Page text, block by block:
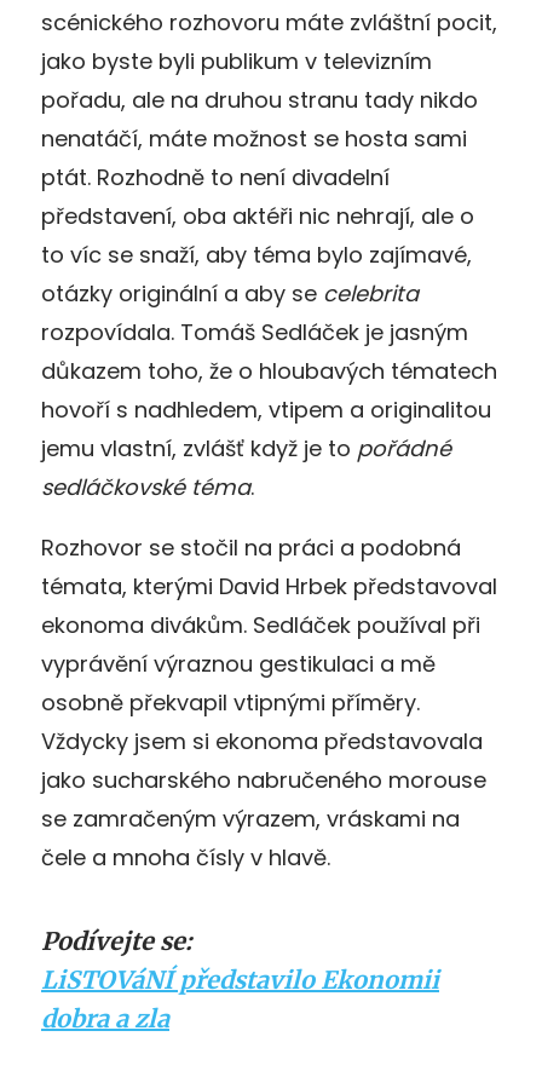
scénického rozhovoru máte zvláštní pocit,
jako byste byli publikum v televizním
pořadu, ale na druhou stranu tady nikdo
nenatáčí, máte možnost se hosta sami
ptát. Rozhodně to není divadelní
představení, oba aktéři nic nehrají, ale o
to víc se snaží, aby téma bylo zajímavé,
otázky originální a aby se celebrita
rozpovídala. Tomáš Sedláček je jasným
důkazem toho, že o hloubavých tématech
hovoří s nadhledem, vtipem a originalitou
jemu vlastní, zvlášť když je to pořádné
sedláčkovské téma.
Rozhovor se stočil na práci a podobná
témata, kterými David Hrbek představoval
ekonoma divákům. Sedláček používal při
vyprávění výraznou gestikulaci a mě
osobně překvapil vtipnými příměry.
Vždycky jsem si ekonoma představovala
jako sucharského nabručeného morouse
se zamračeným výrazem, vráskami na
čele a mnoha čísly v hlavě.
Podívejte se:
LiSTOVáNÍ představilo Ekonomii
dobra a zla